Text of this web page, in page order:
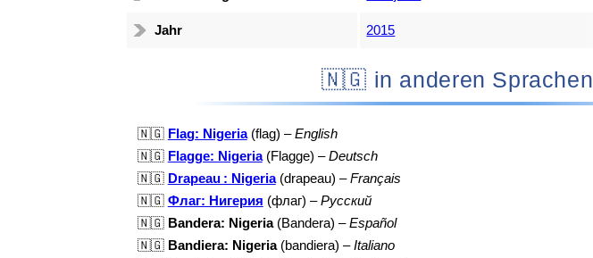
Jahr 2015
🇳🇬 in anderen Sprachen
🇳🇬 Flag: Nigeria(flag) –English
🇳🇬 Flagge: Nigeria(Flagge) –Deutsch
🇳🇬 Drapeau : Nigeria(drapeau) –Français
🇳🇬 Флаг: Нигерия (флаг) –Русский
🇳🇬 Bandera: Nigeria(Bandera) –Español
🇳🇬 Bandiera: Nigeria(bandiera) –Italiano